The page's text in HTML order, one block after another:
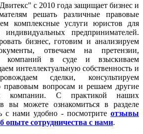
с 2010 года защищает бизнес и
решать различные правовые
комплексные услуги юристов для
предпринимателей.
бизнес, готовим и анализируем
отвечаем на претензии,
компаний в суде и взыскиваем
интеллектуальную собственность и
сделки, консультируем
правовым вопросам и решаем другие
компании. С практикой наших
вы можете ознакомиться в разделе
с нами удобно - посмотрите отзывы
опыте сотрудничества с нами.